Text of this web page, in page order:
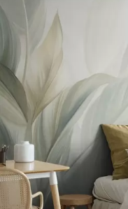
45 27
Premium
56 .67 €/m²
Premium vinil
66 40 .00 /m²
Peel and Stick
81.6749.00€/m²